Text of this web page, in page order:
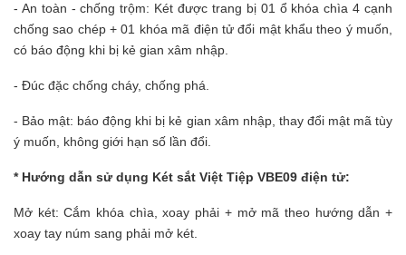
- An toàn - chống trộm: Két được trang bị 01 ổ khóa chìa 4 cạnh
chống sao chép + 01 khóa mã điện tử đổi mật khẩu theo ý muốn,
có báo động khi bị kẻ gian xâm nhập.
- Đúc đặc chống cháy, chống phá.
- Bảo mật: báo động khi bị kẻ gian xâm nhập, thay đổi mật mã tùy
ý muốn, không giới hạn số lần đổi.
* Hướng dẫn sử dụng Két sắt Việt Tiệp VBE09 điện tử:
Mở két: Cắm khóa chìa, xoay phải + mở mã theo hướng dẫn +
xoay tay núm sang phải mở két.